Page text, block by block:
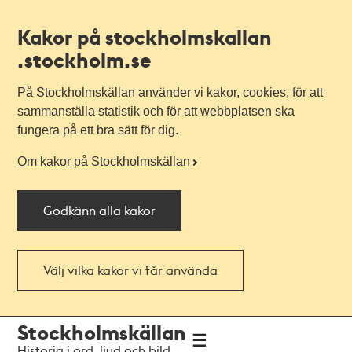
Kakor på stockholmskallan
.stockholm.se
På Stockholmskällan använder vi kakor, cookies, för att
sammanställa statistik och för att webbplatsen ska
fungera på ett bra sätt för dig.
Om kakor på Stockholmskällan
Godkänn alla kakor
Välj vilka kakor vi får använda
navigationen
huvudinnehållet
Stockholmskällan